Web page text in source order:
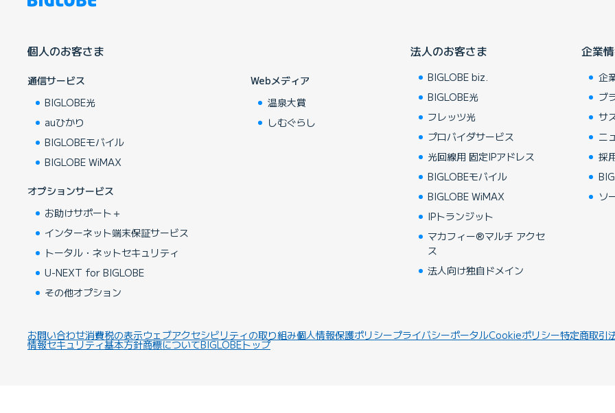
個人のお客さま
通信サービス
BIGLOBE光
auひかり
BIGLOBEモバイル
BIGLOBE WiMAX
オプションサービス
お助けサポート＋
インターネット端末保証サービス
トータル・ネットセキュリティ
U-NEXT for BIGLOBE
その他オプション
Webメディア
温泉大賞
しむぐらし
法人のお客さま
BIGLOBE biz.
BIGLOBE光
フレッツ光
プロバイダサービス
光回線用 固定IPアドレス
BIGLOBEモバイル
BIGLOBE WiMAX
IPトランジット
マカフィー®マルチ アクセ
ス
法人向け独自ドメイン
企業
企
ブ
サ
ニ
採
ソ
お問い合わせ消費税の表示ウェブアクセシビリティの取り組み個人情報保護ポリシープライバシーポータルCookieポリシー特定商取引
情報セキュリティ基本方針商標についてBIGLOBEトップ